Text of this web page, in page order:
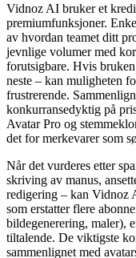
Vidnoz AI bruker et
premiumfunksjoner.
av hvordan teamet ditt
jevnlige volumer med
forutsigbare. Hvis
neste – kan muligheten
frustrerende.
konkurransedyktig på
Avatar Pro og
det for merkevarer som
Når det vurderes etter
skriving av manus,
redigering – kan Vidnoz
som erstatter flere
bildegenerering, maler),
tiltalende. De viktigste
sammenlignet med